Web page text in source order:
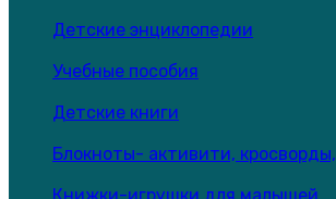
Детские энциклопедии
Учебные пособия
Детские книги
Блокноты- активити, кросворды,